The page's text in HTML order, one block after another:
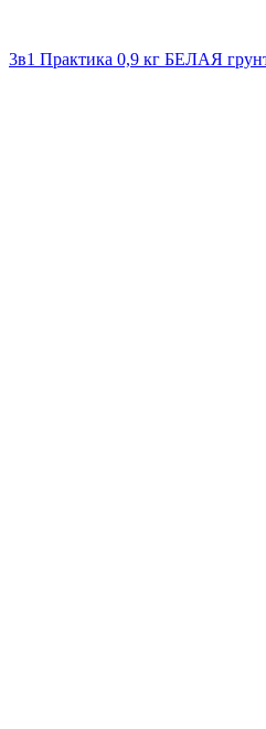
3в1 Практика 0,9 кг БЕЛАЯ